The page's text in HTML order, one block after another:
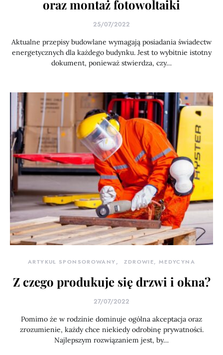
oraz montaż fotowoltaiki
25/07/2022
Aktualne przepisy budowlane wymagają posiadania świadectw
energetycznych dla każdego budynku. Jest to wybitnie istotny
dokument, ponieważ stwierdza, czy…
ARTYKUŁ SPONSOROWANY ZDROWIE, MEDYCYNA
Z czego produkuje się drzwi i okna?
27/07/2022
Pomimo że w rodzinie dominuje ogólna akceptacja oraz
zrozumienie, każdy chce niekiedy odrobinę prywatności.
Najlepszym rozwiązaniem jest, by…